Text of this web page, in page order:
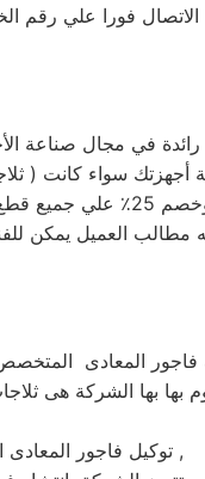
الاتصال فورا علي
في مجال صناعة
في مركز الصيانة
مطالب العميل يمكن
بها بها الشركة هى
توكيل فاجورماركة فاجور على يد خبراء الصيانة المعتمدين للماركات العالمية ,